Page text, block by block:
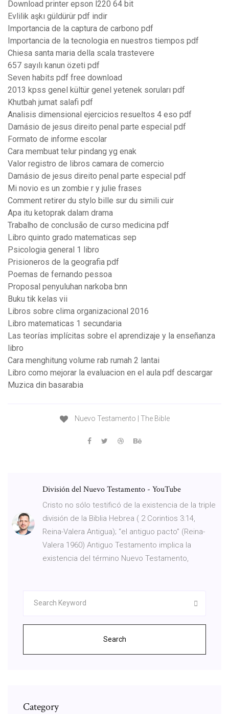
Download printer epson l220 64 bit
Evlilik aşkı güldürür pdf indir
Importancia de la captura de carbono pdf
Importancia de la tecnologia en nuestros tiempos pdf
Chiesa santa maria della scala trastevere
657 sayılı kanun özeti pdf
Seven habits pdf free download
2013 kpss genel kültür genel yetenek soruları pdf
Khutbah jumat salafi pdf
Analisis dimensional ejercicios resueltos 4 eso pdf
Damásio de jesus direito penal parte especial pdf
Formato de informe escolar
Cara membuat telur pindang yg enak
Valor registro de libros camara de comercio
Damásio de jesus direito penal parte especial pdf
Mi novio es un zombie r y julie frases
Comment retirer du stylo bille sur du simili cuir
Apa itu ketoprak dalam drama
Trabalho de conclusão de curso medicina pdf
Libro quinto grado matematicas sep
Psicologia general 1 libro
Prisioneros de la geografia pdf
Poemas de fernando pessoa
Proposal penyuluhan narkoba bnn
Buku tik kelas vii
Libros sobre clima organizacional 2016
Libro matematicas 1 secundaria
Las teorías implícitas sobre el aprendizaje y la enseñanza
libro
Cara menghitung volume rab rumah 2 lantai
Libro como mejorar la evaluacion en el aula pdf descargar
Muzica din basarabia
Nuevo Testamento | The Bible
División del Nuevo Testamento - YouTube
Cristo no sólo testificó de la existencia de la triple
división de la Biblia Hebrea ( 2 Corintios 3:14,
Reina-Valera Antigua); “el antiguo pacto” (Reina-
Valera 1960) Antiguo Testamento implica la
existencia del término Nuevo Testamento,
Search
Category